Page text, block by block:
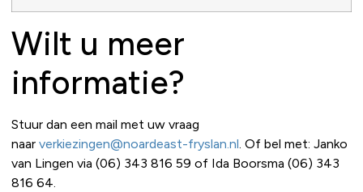
Wilt u meer
informatie?
Stuur dan een mail met uw vraag
naar verkiezingen@noardeast-fryslan.nl. Of bel met: Janko
van Lingen via (06) 343 816 59 of Ida Boorsma (06) 343
816 64.